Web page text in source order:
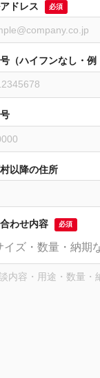
色上質紙の話をしま
ドレス 必須
（ハイフンなし・例
以降の住所
わせ内容 必須
イズ・数量・納期